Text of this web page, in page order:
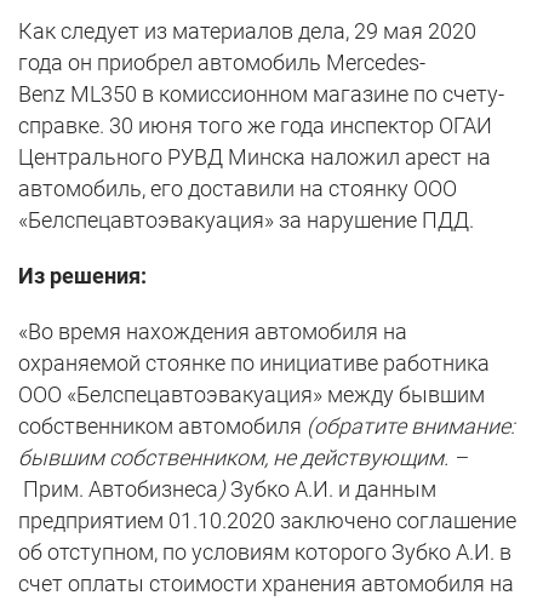
Как следует из материалов дела, 29 мая 2020
года он приобрел автомобиль Mercedes-
Benz ML350 в комиссионном магазине по счету-
справке. 30 июня того же года инспектор ОГАИ
Центрального РУВД Минска наложил арест на
автомобиль, его доставили на стоянку ООО
«Белспецавтоэвакуация» за нарушение ПДД.
Из решения:
«Во время нахождения автомобиля на
охраняемой стоянке по инициативе работника
ООО «Белспецавтоэвакуация» между бывшим
собственником автомобиля (обратите внимание:
бывшим собственником, не действующим. –
Прим. Автобизнеса)Зубко А.И. и данным
предприятием 01.10.2020 заключено соглашение
об отступном, по условиям которого Зубко А.И. в
счет оплаты стоимости хранения автомобиля на